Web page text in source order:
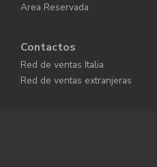
Area Reservada
Contactos
Red de ventas Italia
Red de ventas extranjeras